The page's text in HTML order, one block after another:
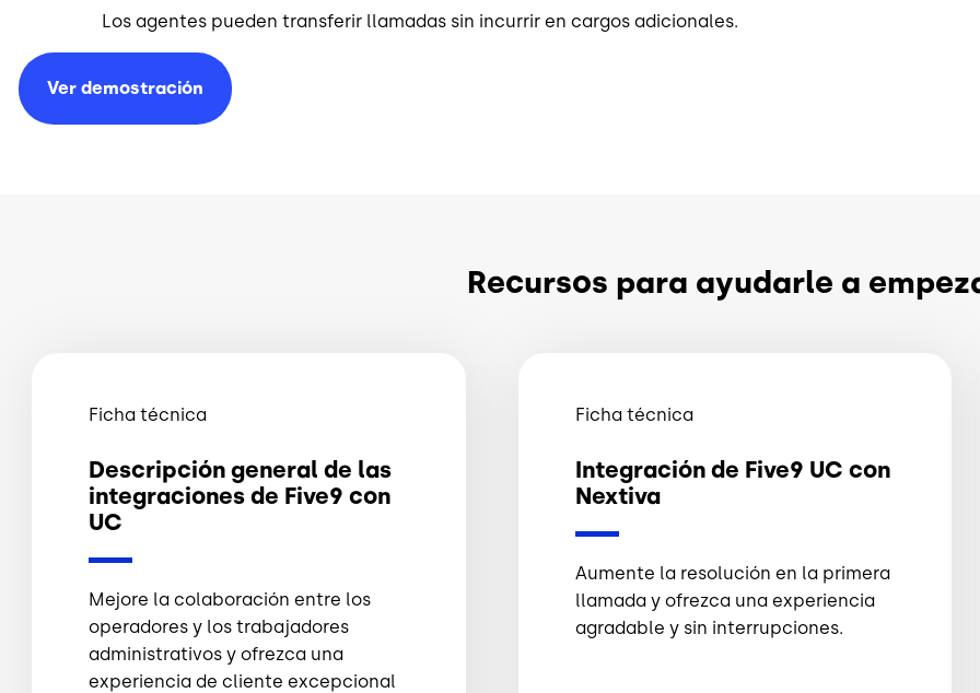
Los agentes pueden transferir llamadas sin incurrir en cargos adicionales.
Ver demostración
Recursos para ayudarle a
Ficha técnica
Descripción general de las
integraciones de Five9 con
UC
Mejore la colaboración entre los
operadores y los trabajadores
administrativos y ofrezca una
experiencia de cliente excepcional
Ficha técnica
Integración de Five9 UC con
Nextiva
Aumente la resolución en la primera
llamada y ofrezca una experiencia
agradable y sin interrupciones.